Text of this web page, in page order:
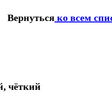
Вернуться ко всем
чёткий